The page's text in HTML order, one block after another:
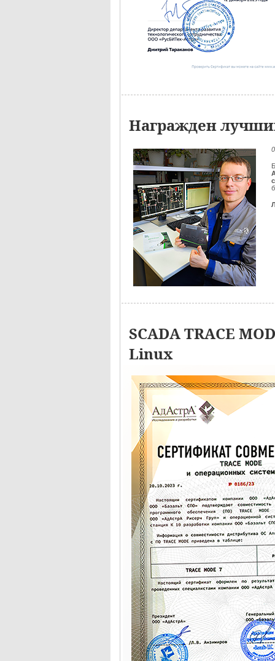
Награжден
SCADA TRACE
Linux